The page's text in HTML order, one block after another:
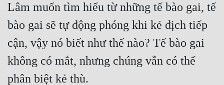
Lâm muốn tìm hiểu từ những tế bào gai, tế
bào gai sẽ tự động phóng khi kẻ địch tiếp
cận, vậy nó biết như thế nào? Tế bào gai
không có mắt, nhưng chúng vẫn có thể
phân biệt kẻ thù.